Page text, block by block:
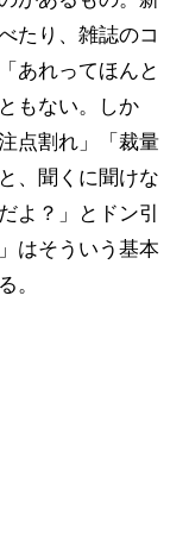
たり、雑誌のコ
あれってほんと
もない。しか
点割れ」「裁量
、聞くに聞けな
よ？」とドン引
」はそういう基本
。